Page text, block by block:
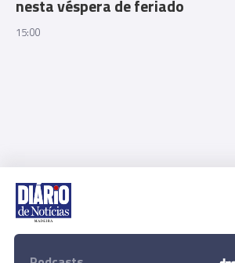
nesta véspera de feriado
15:00
Rua Dr. Fernão de Ornelas, 56 - 3º